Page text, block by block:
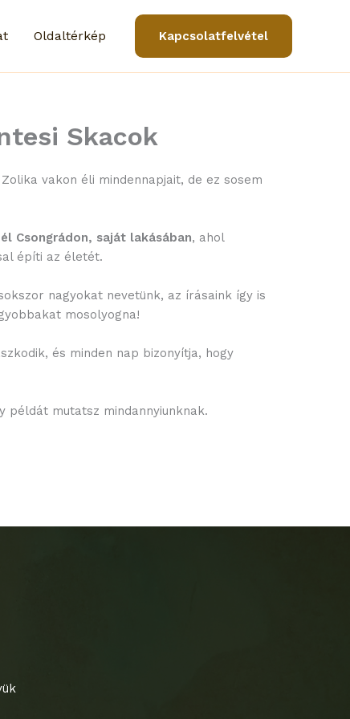
Oldaltérkép Kapcsolatfelvétel
Skacok
Zolika vakon éli mindennapjait, de ez sosem
Csongrádon, saját lakásában, ahol
építi az életét.
nagyokat nevetünk, az írásaink így is
mosolyogna!
és minden nap bizonyítja, hogy
példát mutatsz mindannyiunknak.